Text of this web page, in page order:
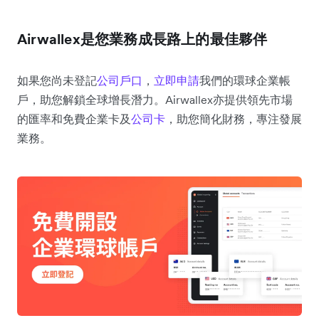
Airwallex是您業務成長路上的最佳夥伴
如果您尚未登記公司戶口 ， 立即申請我們的環球企業帳
戶，助您解鎖全球增長潛力。Airwallex亦提供領先市場
的匯率和免費企業卡及公司卡 ，助您簡化財務，專注發展
業務。